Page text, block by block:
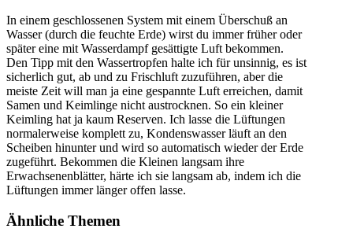
In einem geschlossenen System mit einem Überschuß an
Wasser (durch die feuchte Erde) wirst du immer früher oder
später eine mit Wasserdampf gesättigte Luft bekommen.
Den Tipp mit den Wassertropfen halte ich für unsinnig, es ist
sicherlich gut, ab und zu Frischluft zuzuführen, aber die
meiste Zeit will man ja eine gespannte Luft erreichen, damit
Samen und Keimlinge nicht austrocknen. So ein kleiner
Keimling hat ja kaum Reserven. Ich lasse die Lüftungen
normalerweise komplett zu, Kondenswasser läuft an den
Scheiben hinunter und wird so automatisch wieder der Erde
zugeführt. Bekommen die Kleinen langsam ihre
Erwachsenenblätter, härte ich sie langsam ab, indem ich die
Lüftungen immer länger offen lasse.
Ähnliche Themen